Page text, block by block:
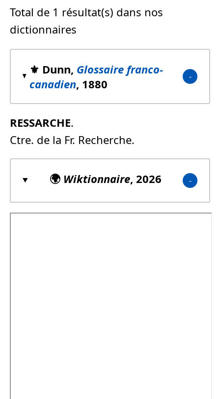
Total de 1 résultat(s) dans nos
dictionnaires
⚜️ Dunn, Glossaire franco-
canadien, 1880
RESSARCHE.
Ctre. de la Fr. Recherche.
🌍 Wiktionnaire, 2026